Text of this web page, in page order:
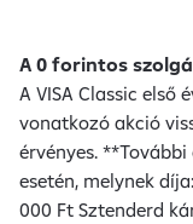
A 0 forintos
A VISA Classic első
vonatkozó akció
érvényes.
esetén, melynek
000 Ft Sztenderd